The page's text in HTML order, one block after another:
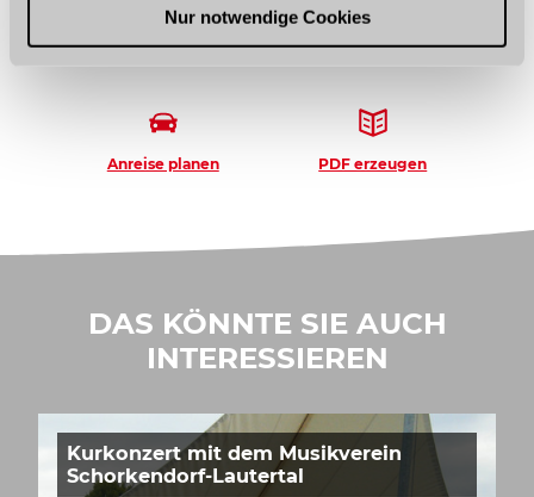
Nur notwendige Cookies
NÄCHSTES TUN?
Anreise planen PDF erzeugen
DAS KÖNNTE SIE AUCH
INTERESSIEREN
Kurkonzert mit dem Musikverein
Schorkendorf-Lautertal